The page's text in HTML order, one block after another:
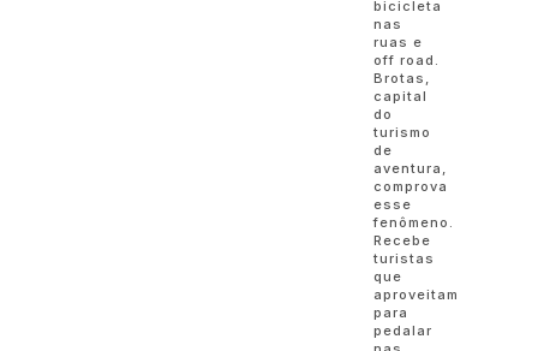
bicicleta
nas
ruas e
off road.
Brotas,
capital
do
turismo
de
aventura,
comprova
esse
fenômeno.
Recebe
turistas
que
aproveitam
para
pedalar